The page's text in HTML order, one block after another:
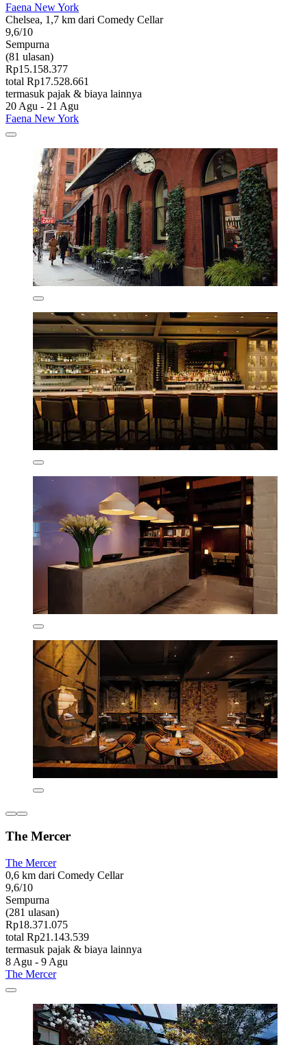
Faena New York
Chelsea, 1,7 km dari Comedy Cellar
9,6/10
Sempurna
(81 ulasan)
Rp15.158.377
total Rp17.528.661
termasuk pajak & biaya lainnya
20 Agu - 21 Agu
Faena New York
The Mercer
The Mercer
0,6 km dari Comedy Cellar
9,6/10
Sempurna
(281 ulasan)
Rp18.371.075
total Rp21.143.539
termasuk pajak & biaya lainnya
8 Agu - 9 Agu
The Mercer